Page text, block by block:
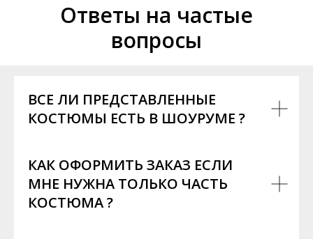
Ответы на частые
вопросы
ВСЕ ЛИ ПРЕДСТАВЛЕННЫЕ
КОСТЮМЫ ЕСТЬ В ШОУРУМЕ ?
КАК ОФОРМИТЬ ЗАКАЗ ЕСЛИ
МНЕ НУЖНА ТОЛЬКО ЧАСТЬ
КОСТЮМА ?